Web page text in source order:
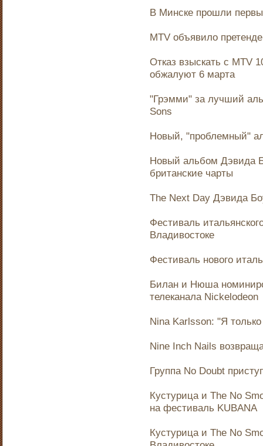
В Минске прошли
MTV объявило
Отказ взыскать с MTV
обжалуют 6 марта
"Грэмми" за лучший
Sons
Новый, "проблемный"
Новый альбом Дэвида
британские чарты
The Next Day Дэвида
Фестиваль
Владивостоке
Фестиваль нового
Билан и Нюша
телеканала Nickelodeon
Nina Karlsson: "Я
Nine Inch Nails
Группа No Doubt
Кустурица и The No
на фестиваль KUBANA
Кустурица и The No